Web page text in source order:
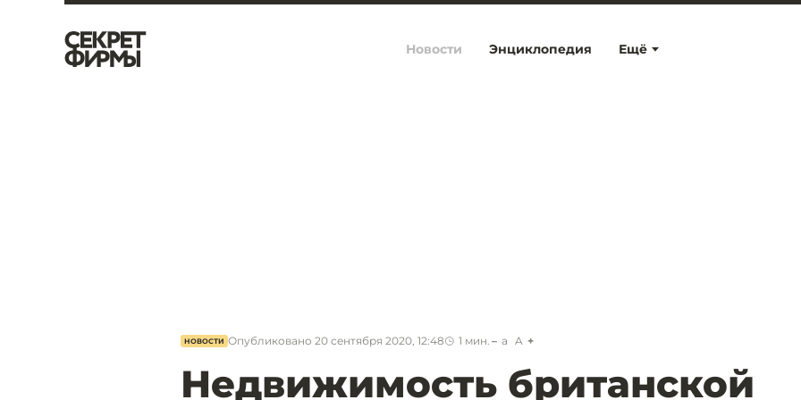
Ещё
Новости Энциклопедия
НОВОСТИ Опубликовано 20 сентября 2020, 12:48 1 мин. a A
Недвижимость британской